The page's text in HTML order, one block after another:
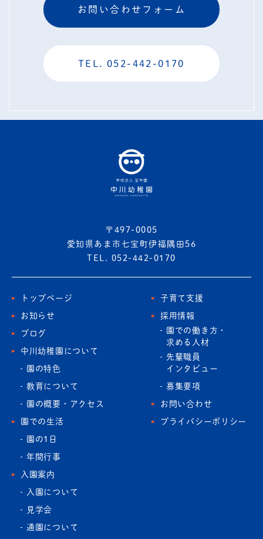
お問い合わせフォーム
TEL. 052-442-0170
〒497-0005
愛知県あま市七宝町伊福隅田56
TEL. 052-442-0170
トップページ
お知らせ
ブログ
中川幼稚園について
園の特色
教育について
園の概要・アクセス
園での生活
園の1日
年間行事
入園案内
入園について
見学会
通園について
子育て支援
採用情報
園での働き方・
求める人材
先輩職員
インタビュー
募集要項
お問い合わせ
プライバシーポリシー